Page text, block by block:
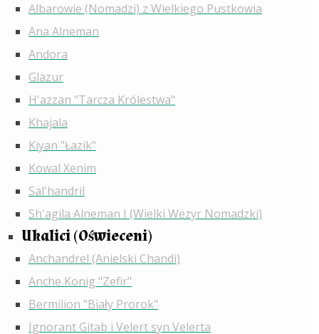
Albarowie (Nomadzi) z Wielkiego Pustkowia
Ana Alneman
Andora
Glazur
H'azzan "Tarcza Królestwa"
Khajala
Kiyan "Łazik"
Kowal Xenim
Sal'handril
Sh'agila Alneman I (Wielki Wezyr Nomadzki)
Ukalici (Oświeceni)
Anchandrel (Anielski Chandi)
Anche Konig "Zefir"
Bermilion "Biały Prorok"
Ignorant Gitab i Velert syn Velerta